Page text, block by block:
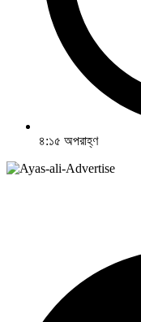
৪:১৫ অপরাহ্ণ